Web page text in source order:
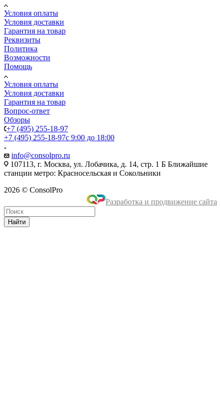
Условия оплаты
Условия доставки
Гарантия на товар
Реквизиты
Политика
Возможности
Помощь
Условия оплаты
Условия доставки
Гарантия на товар
Вопрос-ответ
Обзоры
+7 (495) 255-18-97
+7 (495) 255-18-97с 9:00 до 18:00
info@consolpro.ru
107113, г. Москва, ул. Лобачика, д. 14, стр. 1 Б Ближайшие
станции метро: Красносельская и Сокольники
2026 © ConsolPro
Разработка и продвижение сайта
Найти